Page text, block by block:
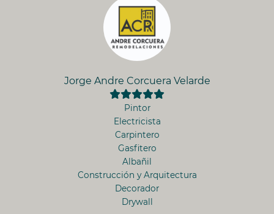
Jorge Andre Corcuera Velarde
Pintor
Electricista
Carpintero
Gasfitero
Albañil
Construcción y Arquitectura
Decorador
Drywall